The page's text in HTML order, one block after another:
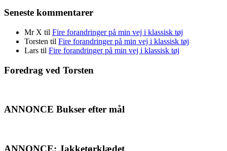
Seneste kommentarer
Mr X til Fire forandringer på min vej i klassisk tøj
Torsten til Fire forandringer på min vej i klassisk tøj
Lars til Fire forandringer på min vej i klassisk tøj
Foredrag ved Torsten
ANNONCE Bukser efter mål
ANNONCE: Jakketørklædet